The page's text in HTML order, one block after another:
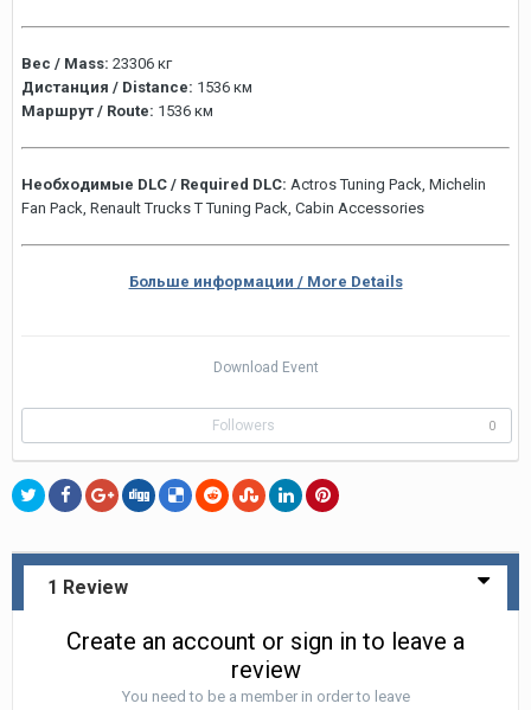
Вес / Mass: 23306 кг
Дистанция / Distance: 1536 км
Маршрут / Route: 1536 км
Необходимые DLC / Required DLC: Actros Tuning Pack, Michelin
Fan Pack, Renault Trucks T Tuning Pack, Cabin Accessories
Больше информации / More Details
Download Event
Followers 0
1 Review
Create an account or sign in to leave a
review
You need to be a member in order to leave